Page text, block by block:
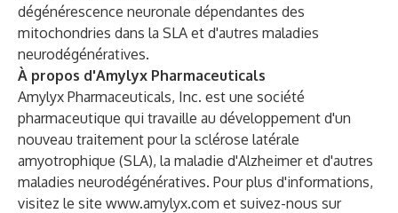
dégénérescence neuronale dépendantes des
mitochondries dans la SLA et d'autres maladies
neurodégénératives.
À propos d'Amylyx Pharmaceuticals
Amylyx Pharmaceuticals, Inc. est une société
pharmaceutique qui travaille au développement d'un
nouveau traitement pour la sclérose latérale
amyotrophique (SLA), la maladie d'Alzheimer et d'autres
maladies neurodégénératives. Pour plus d'informations,
visitez le site www.amylyx.com et suivez-nous sur